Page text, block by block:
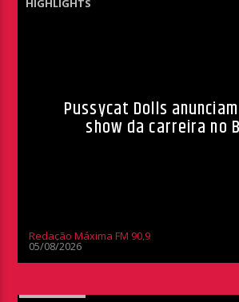
HIGHLIGHTS
Pussycat Dolls
show da carreira no
Redação Máxima FM 90,9
05/08/2026